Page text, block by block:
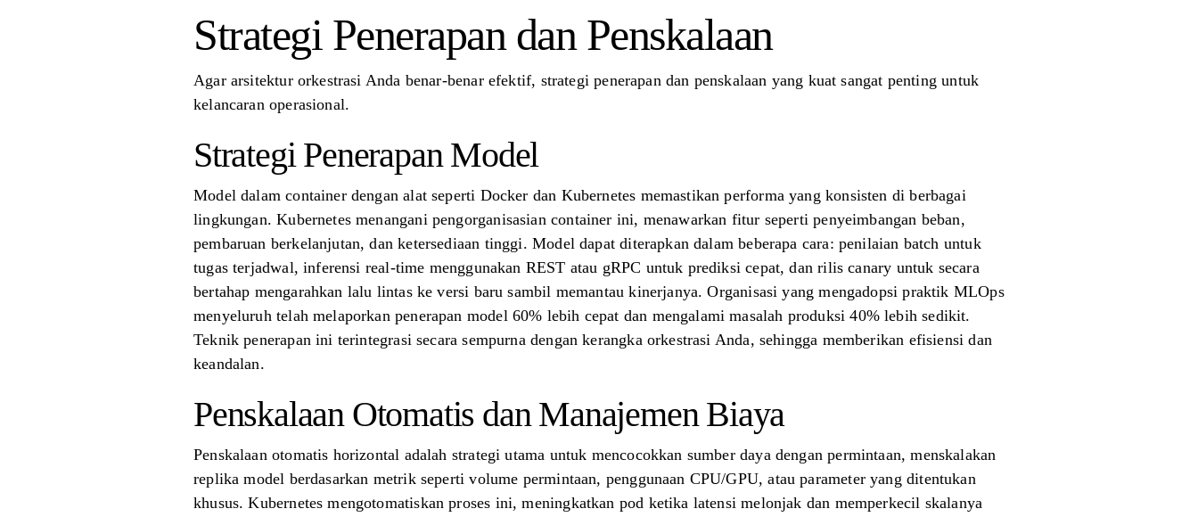
Strategi Penerapan dan Penskalaan
Agar arsitektur orkestrasi Anda benar-benar efektif, strategi penerapan dan penskalaan yang kuat sangat penting untuk
kelancaran operasional.
Strategi Penerapan Model
Model dalam container dengan alat seperti Docker dan Kubernetes memastikan performa yang konsisten di berbagai
lingkungan. Kubernetes menangani pengorganisasian container ini, menawarkan fitur seperti penyeimbangan beban,
pembaruan berkelanjutan, dan ketersediaan tinggi. Model dapat diterapkan dalam beberapa cara: penilaian batch untuk
tugas terjadwal, inferensi real-time menggunakan REST atau gRPC untuk prediksi cepat, dan rilis canary untuk secara
bertahap mengarahkan lalu lintas ke versi baru sambil memantau kinerjanya. Organisasi yang mengadopsi praktik MLOps
menyeluruh telah melaporkan penerapan model 60% lebih cepat dan mengalami masalah produksi 40% lebih sedikit.
Teknik penerapan ini terintegrasi secara sempurna dengan kerangka orkestrasi Anda, sehingga memberikan efisiensi dan
keandalan.
Penskalaan Otomatis dan Manajemen Biaya
Penskalaan otomatis horizontal adalah strategi utama untuk mencocokkan sumber daya dengan permintaan, menskalakan
replika model berdasarkan metrik seperti volume permintaan, penggunaan CPU/GPU, atau parameter yang ditentukan
khusus. Kubernetes mengotomatiskan proses ini, meningkatkan pod ketika latensi melonjak dan memperkecil skalanya